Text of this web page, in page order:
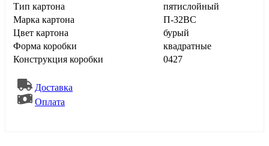
Тип картона
пятислойный
Марка картона
П-32ВС
Цвет картона
бурый
Форма коробки
квадратные
Конструкция коробки
0427
Доставка
Оплата